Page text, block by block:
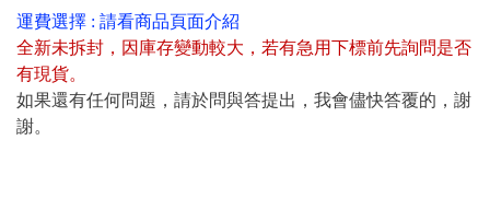
運費選擇 : 請看商品頁面介紹
全新未拆封 ， 因庫存變動較大，若有急用下標前先詢問是否
有現貨。
如果還有任何問題，請於問與答提出，我會儘快答覆的，謝
謝。